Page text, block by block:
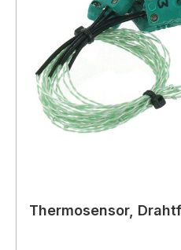
Thermosensor,